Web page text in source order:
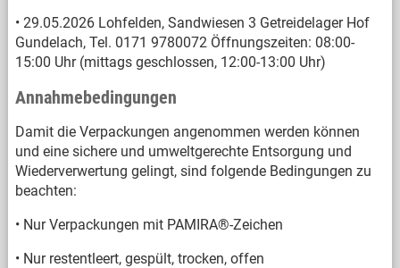
• 29.05.2026 Lohfelden, Sandwiesen 3 Getreidelager Hof
Gundelach, Tel. 0171 9780072 Öffnungszeiten: 08:00-
15:00 Uhr (mittags geschlossen, 12:00-13:00 Uhr)
Annahmebedingungen
Damit die Verpackungen angenommen werden können
und eine sichere und umweltgerechte Entsorgung und
Wiederverwertung gelingt, sind folgende Bedingungen zu
beachten:
• Nur Verpackungen mit PAMIRA®-Zeichen
• Nur restentleert, gespült, trocken, offen